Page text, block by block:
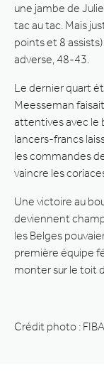
une jambe de
tac au tac. Mais
points et 8
adverse, 48-43.
Le dernier quart
Meesseman
attentives avec le
lancers-francs
les commandes
vaincre les
Une victoire au
deviennent
les Belges
première équipe
monter sur le toit
Crédit photo : FIBA